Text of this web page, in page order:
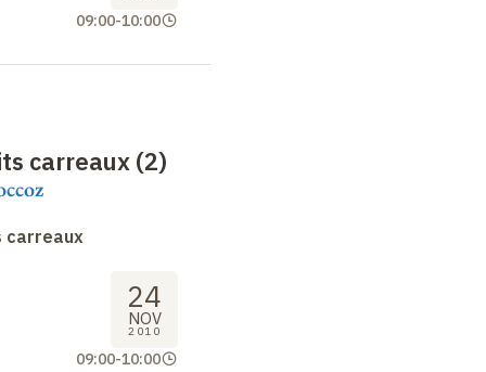
09:00-10:00
carreaux (2)
carreaux
24
NOV
2010
09:00-10:00